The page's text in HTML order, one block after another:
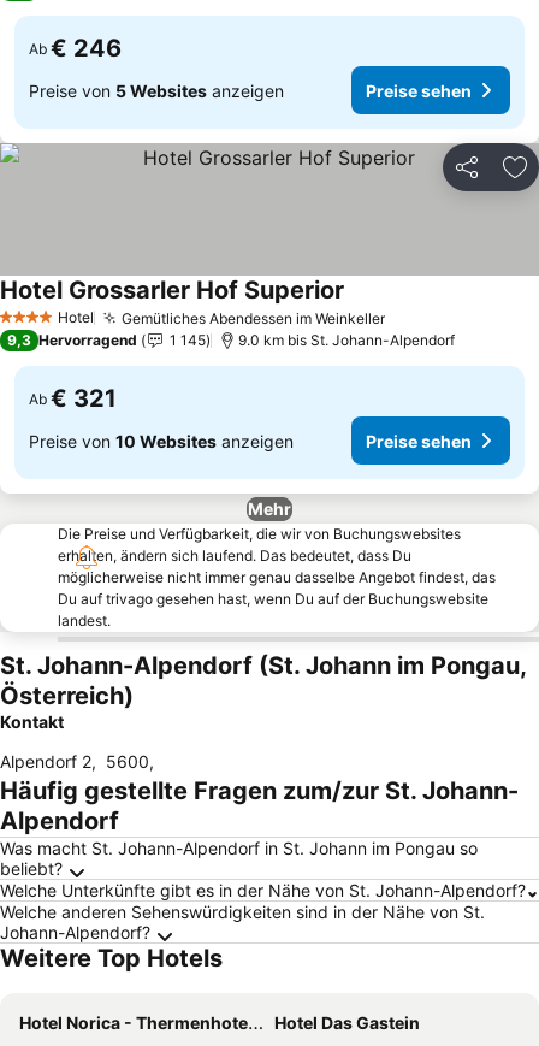
Ab € 246
Preise von 5 Websites anzeigen Preise sehen
Teilen
4 Sterne Hotel Gemütliches Abendessen im Weinkeller
Hotel Grossarler Hof Superior
9,3 Hervorragend 1 145 9.0 km bis St. Johann-Alpendorf
Ab € 321
Preise von 10 Websites anzeigen Preise sehen
Mehr
Die Preise und Verfügbarkeit, die wir von Buchungswebsites
erhalten, ändern sich laufend. Das bedeutet, dass Du
möglicherweise nicht immer genau dasselbe Angebot findest, das
Du auf trivago gesehen hast, wenn Du auf der Buchungswebsite
landest.
St. Johann-Alpendorf (St. Johann im Pongau,
Österreich)
Kontakt
Alpendorf 2, 5600,
Häufig gestellte Fragen zum/zur St. Johann-
Alpendorf
Was macht St. Johann-Alpendorf in St. Johann im Pongau so
beliebt?
Welche Unterkünfte gibt es in der Nähe von St. Johann-Alpendorf?
Welche anderen Sehenswürdigkeiten sind in der Nähe von St.
Johann-Alpendorf?
Weitere Top Hotels
Hotel Norica - Thermenhotels Gastein mit dem Bademantel direkt in die Therme
Hotel Das Gastein